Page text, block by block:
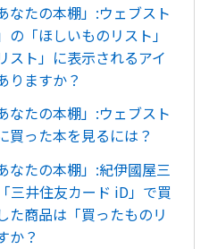
なたの本棚」:ウェブスト
「ほしいものリスト」
スト」に表示されるアイ
りますか？
なたの本棚」:ウェブスト
買った本を見るには？
なたの本棚」:紀伊國屋三
三井住友カード iD」で買
た商品は「買ったものリ
か？